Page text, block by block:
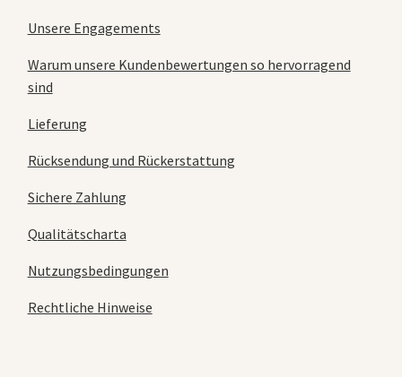
Unsere Engagements
Warum unsere Kundenbewertungen so hervorragend
sind
Lieferung
Rücksendung und Rückerstattung
Sichere Zahlung
Qualitätscharta
Nutzungsbedingungen
Rechtliche Hinweise